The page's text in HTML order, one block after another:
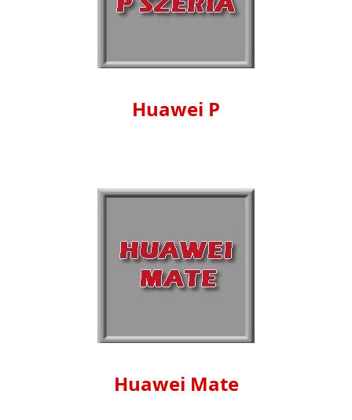
Huawei P
Huawei Mate